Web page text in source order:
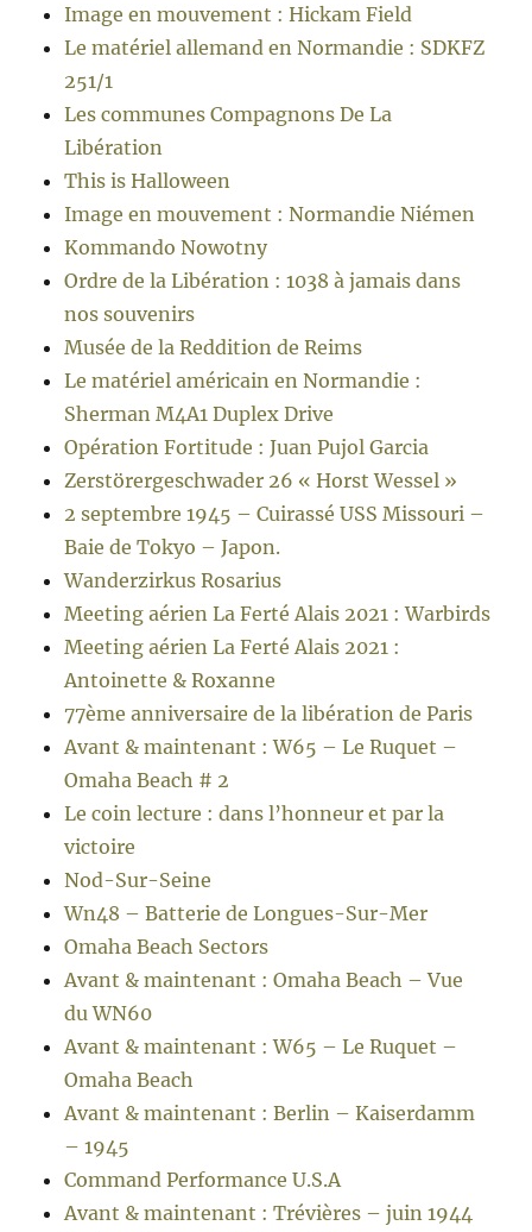
Image en mouvement : Hickam Field
Le matériel allemand en Normandie : SDKFZ
251/1
Les communes Compagnons De La
Libération
This is Halloween
Image en mouvement : Normandie Niémen
Kommando Nowotny
Ordre de la Libération : 1038 à jamais dans
nos souvenirs
Musée de la Reddition de Reims
Le matériel américain en Normandie :
Sherman M4A1 Duplex Drive
Opération Fortitude : Juan Pujol Garcia
Zerstörergeschwader 26 « Horst Wessel »
2 septembre 1945 – Cuirassé USS Missouri –
Baie de Tokyo – Japon.
Wanderzirkus Rosarius
Meeting aérien La Ferté Alais 2021 : Warbirds
Meeting aérien La Ferté Alais 2021 :
Antoinette & Roxanne
77ème anniversaire de la libération de Paris
Avant & maintenant : W65 – Le Ruquet –
Omaha Beach # 2
Le coin lecture : dans l’honneur et par la
victoire
Nod-Sur-Seine
Wn48 – Batterie de Longues-Sur-Mer
Omaha Beach Sectors
Avant & maintenant : Omaha Beach – Vue
du WN60
Avant & maintenant : W65 – Le Ruquet –
Omaha Beach
Avant & maintenant : Berlin – Kaiserdamm
– 1945
Command Performance U.S.A
Avant & maintenant : Trévières – juin 1944